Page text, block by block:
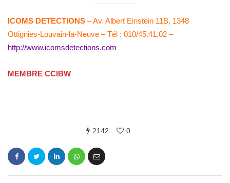
ICOMS DETECTIONS – Av. Albert Einstein 11B, 1348
Ottignies-Louvain-la-Neuve – Tél : 010/45.41.02 –
http://www.icomsdetections.com
MEMBRE CCIBW
2142 0